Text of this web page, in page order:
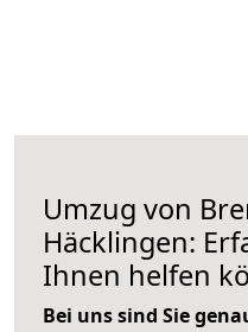
Umzug von
Häcklingen:
Ihnen helfen
Bei uns sind Sie